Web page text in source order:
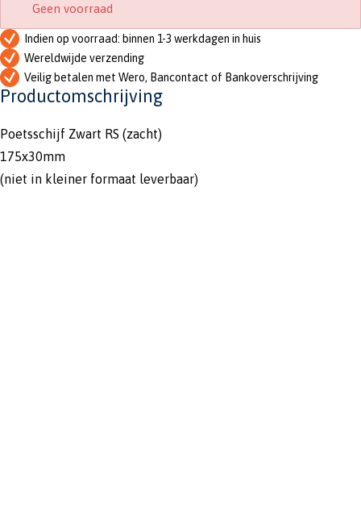
Geen voorraad
Indien op voorraad: binnen 1-3 werkdagen in huis
Wereldwijde verzending
Veilig betalen met Wero, Bancontact of Bankoverschrijving
Productomschrijving
Poetsschijf Zwart RS (zacht)
175x30mm
(niet in kleiner formaat leverbaar)